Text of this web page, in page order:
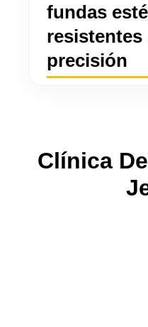
fundas
resistentes
precisión
Clínica